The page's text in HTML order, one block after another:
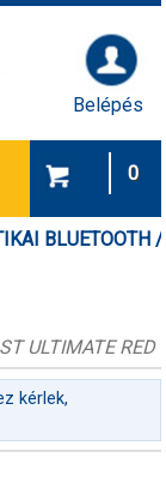
Belépés
0
BLUETOOTH /
ULTIMATE RED
kérlek,